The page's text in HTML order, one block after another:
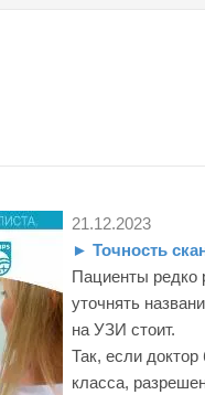
21.12.2023
► Точность
Пациенты редко
уточнять
на УЗИ стоит.
Так, если
класса,